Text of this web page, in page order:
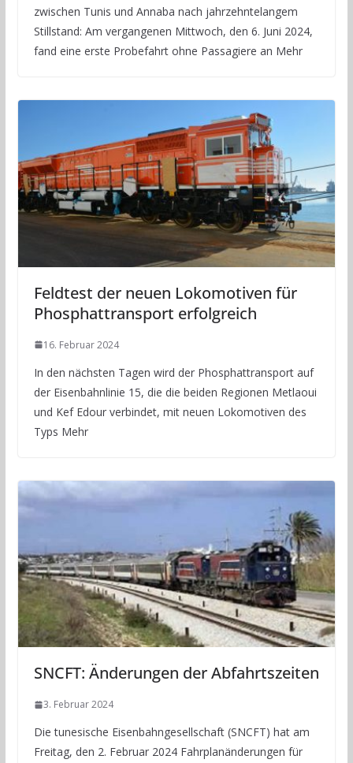
zwischen Tunis und Annaba nach jahrzehntelangem
Stillstand: Am vergangenen Mittwoch, den 6. Juni 2024,
fand eine erste Probefahrt ohne Passagiere an Mehr
Feldtest der neuen Lokomotiven für
Phosphattransport erfolgreich
16. Februar 2024
In den nächsten Tagen wird der Phosphattransport auf
der Eisenbahnlinie 15, die die beiden Regionen Metlaoui
und Kef Edour verbindet, mit neuen Lokomotiven des
Typs Mehr
SNCFT: Änderungen der Abfahrtszeiten
3. Februar 2024
Die tunesische Eisenbahngesellschaft (SNCFT) hat am
Freitag, den 2. Februar 2024 Fahrplanänderungen für